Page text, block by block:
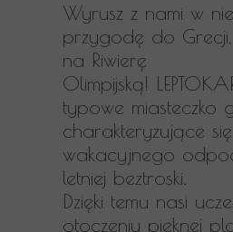
Wyrusz z nami w
przygodę do
na Riwierę
Olimpijską!
typowe miasteczko
charakteryzujące
wakacyjnego
letniej beztroski.
Dzięki temu nasi
otoczeniu pięknej